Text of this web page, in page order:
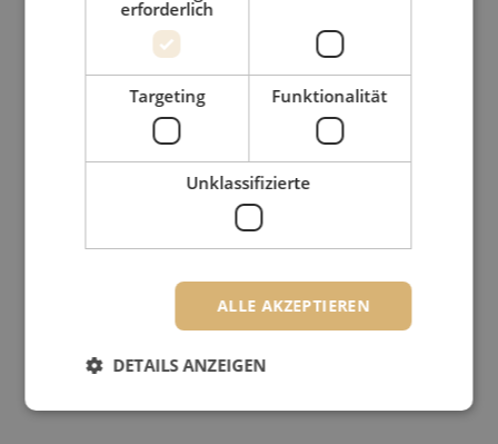
erforderlich
Targeting Funktionalität
Unklassifizierte
ALLE AKZEPTIEREN
DETAILS ANZEIGEN